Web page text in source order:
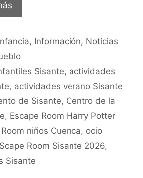
, Información, Noticias
Sisante, actividades
, actividades verano Sisante
de Sisante, Centro de la
, Escape Room Harry Potter
niños Cuenca, ocio
Scape Room Sisante 2026,
Sisante